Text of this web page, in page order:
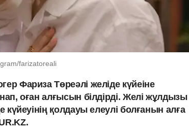
farizatoreali
Фариза Төреәлі желіде күйеіне
оған алғысын білдірді. Желі жұлдызы
күйеуінің қолдауы елеулі болғанын алға